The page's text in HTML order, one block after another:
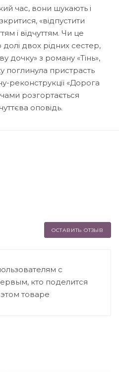
час, вони шукають і
«відпустити
і відчуттям. Чи це
двох рідних сестер,
дочку» з роману «Тінь»,
поглинула пристрасть
реконструкції «Дорога
розгортається
оповідь.
ОСТАВИТЬ ОТЗЫВ
с
кто поделится
товаре